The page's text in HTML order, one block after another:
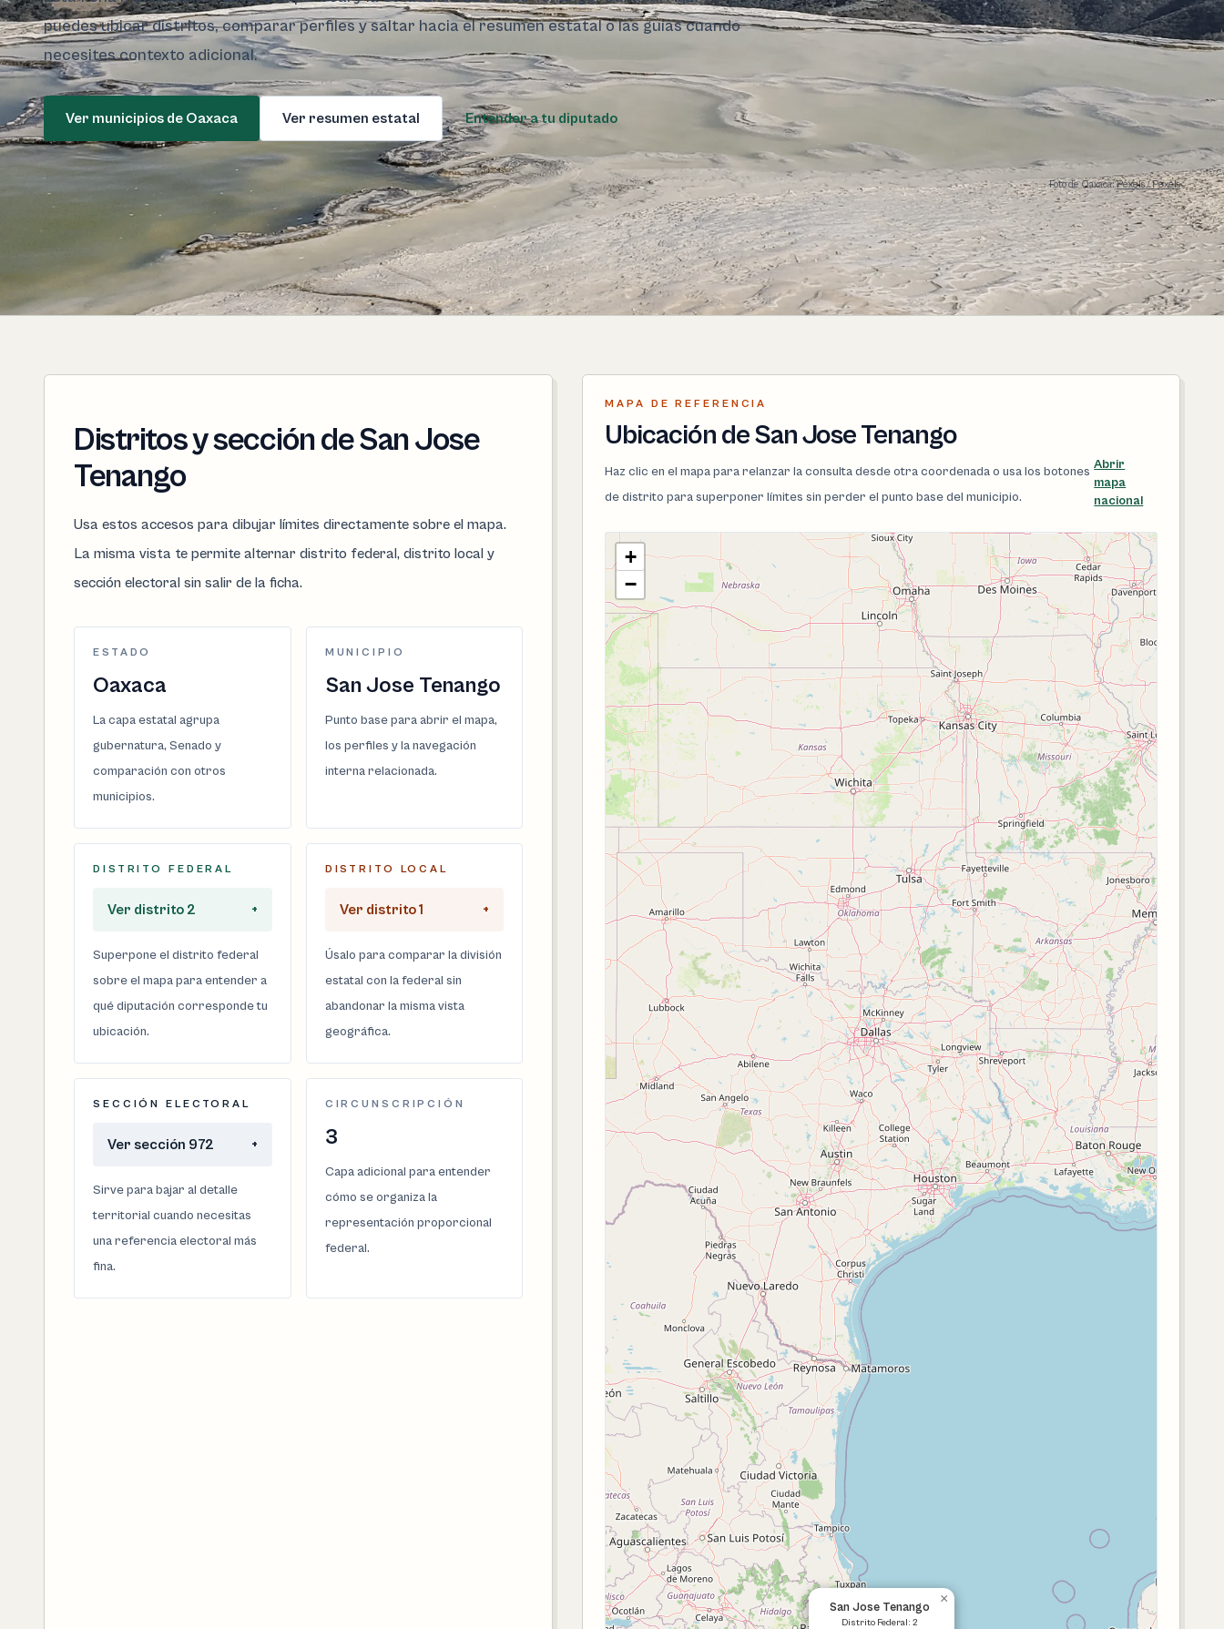
puedes ubicar distritos, comparar perfiles y saltar hacia el resumen estatal o las guías cuando
necesites contexto adicional.
Ver municipios de Oaxaca Ver resumen estatal Entender a tu diputado
Foto de Oaxaca:Pexels / Pexels
Distritos y sección de San Jose
Tenango
Usa estos accesos para dibujar límites directamente sobre el mapa.
La misma vista te permite alternar distrito federal, distrito local y
sección electoral sin salir de la ficha.
ESTADO
Oaxaca
La capa estatal agrupa
gubernatura, Senado y
comparación con otros
municipios.
MUNICIPIO
San Jose Tenango
Punto base para abrir el mapa,
los perfiles y la navegación
interna relacionada.
DISTRITO FEDERAL
Ver distrito 2 +
Superpone el distrito federal
sobre el mapa para entender a
qué diputación corresponde tu
ubicación.
DISTRITO LOCAL
Ver distrito 1 +
Úsalo para comparar la división
estatal con la federal sin
abandonar la misma vista
geográfica.
SECCIÓN ELECTORAL
Ver sección 972 +
Sirve para bajar al detalle
territorial cuando necesitas
una referencia electoral más
fina.
CIRCUNSCRIPCIÓN
3
Capa adicional para entender
cómo se organiza la
representación proporcional
federal.
MAPA DE REFERENCIA
Ubicación de San Jose Tenango
Haz clic en el mapa para relanzar la consulta desde otra coordenada o usa los botones
de distrito para superponer límites sin perder el punto base del municipio.
Abrir
mapa
nacional
San Jose Tenango
Distrito Federal: 2
×
+
−